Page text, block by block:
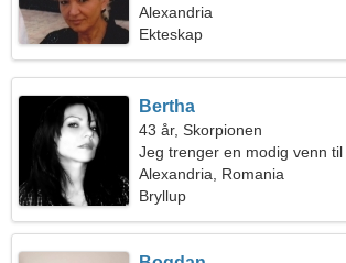
Alexandria
Ekteskap
Bertha
43 år, Skorpionen
Jeg trenger en modig venn
Alexandria, Romania
Bryllup